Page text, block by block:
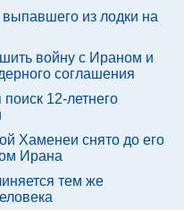
из лодки на
войну с Ираном и
соглашения
12-летнего
Хаменеи снято до его
Ирана
тем же